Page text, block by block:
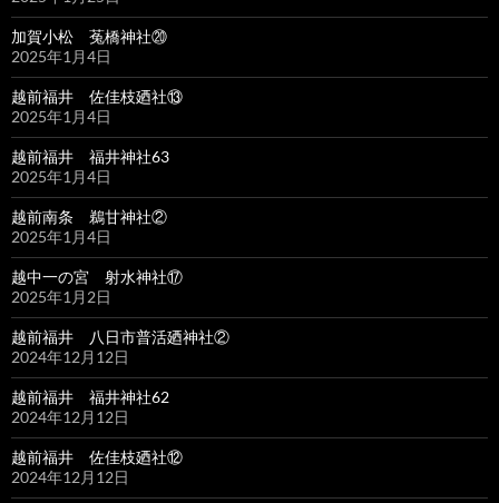
加賀小松 菟橋神社⑳
2025年1月4日
越前福井 佐佳枝廼社⑬
2025年1月4日
越前福井 福井神社63
2025年1月4日
越前南条 鵜甘神社②
2025年1月4日
越中一の宮 射水神社⑰
2025年1月2日
越前福井 八日市普活廼神社②
2024年12月12日
越前福井 福井神社62
2024年12月12日
越前福井 佐佳枝廼社⑫
2024年12月12日